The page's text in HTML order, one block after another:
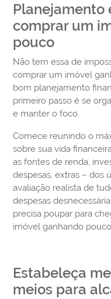
Planejamento
comprar um
pouco
Não tem essa de
comprar um imóvel
bom planejamento
primeiro passo é se
e manter o foco.
Comece reunindo o
sobre sua vida
as fontes de renda,
despesas, extras – dos
avaliação realista de
despesas
precisa poupar para
imóvel ganhando
Estabeleça
meios para